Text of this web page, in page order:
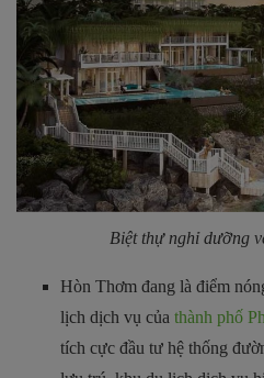
Biệt thự nghỉ dưỡng
Hòn Thơm đang là điểm
lịch dịch vụ của thành phố
tích cực đầu tư hệ thống